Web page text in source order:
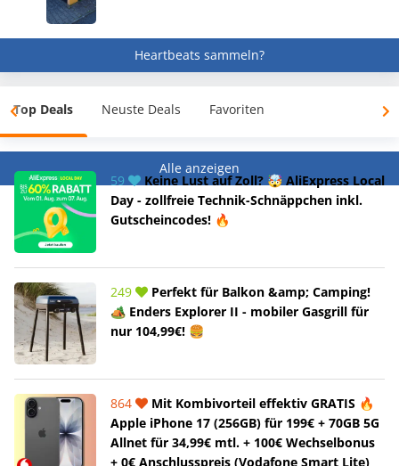
Heartbeats sammeln?
Top Deals Neuste Deals Favoriten
Alle anzeigen
59
Keine Lust auf Zoll? 🤯 AliExpress Local
Day - zollfreie Technik-Schnäppchen inkl.
Gutscheincodes! 🔥
249
Perfekt für Balkon &amp; Camping!
🏕️ Enders Explorer II - mobiler Gasgrill für
nur 104,99€! 🍔
864
Mit Kombivorteil effektiv GRATIS 🔥
Apple iPhone 17 (256GB) für 199€ + 70GB 5G
Allnet für 34,99€ mtl. + 100€ Wechselbonus
+ 0€ Anschlusspreis (Vodafone Smart Lite)